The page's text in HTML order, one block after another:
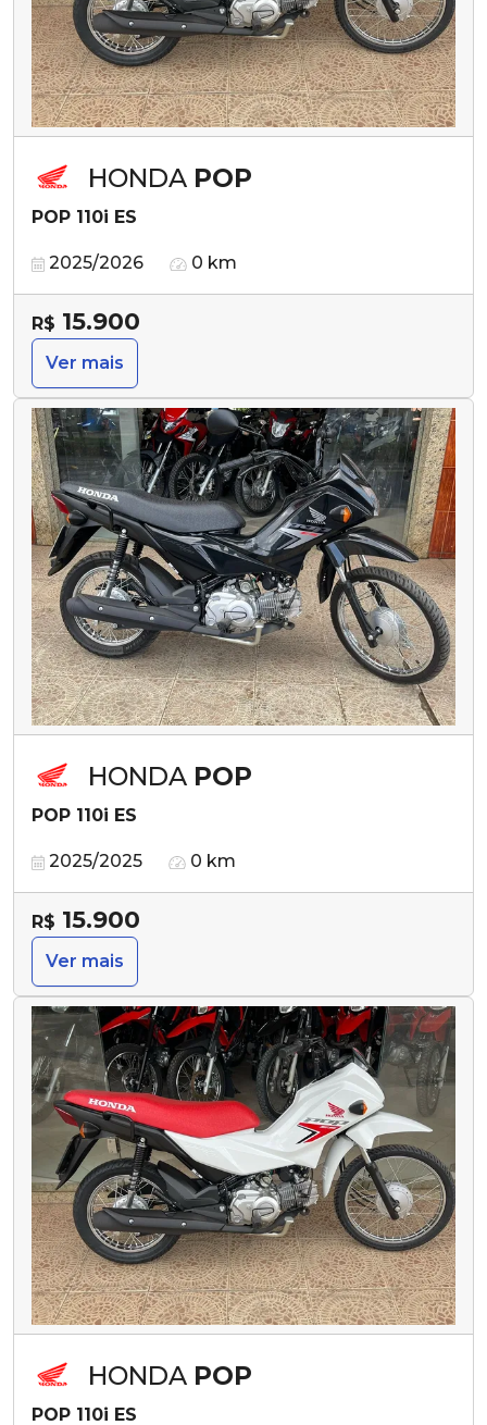
HONDA POP
POP 110i ES
2025/2026 0 km
R$ 15.900
Ver mais
HONDA POP
POP 110i ES
2025/2025 0 km
R$ 15.900
Ver mais
HONDA POP
POP 110i ES